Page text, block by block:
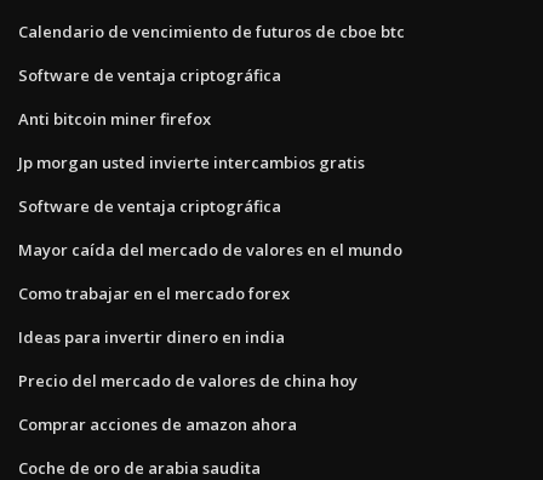
Calendario de vencimiento de futuros de cboe btc
Software de ventaja criptográfica
Anti bitcoin miner firefox
Jp morgan usted invierte intercambios gratis
Software de ventaja criptográfica
Mayor caída del mercado de valores en el mundo
Como trabajar en el mercado forex
Ideas para invertir dinero en india
Precio del mercado de valores de china hoy
Comprar acciones de amazon ahora
Coche de oro de arabia saudita